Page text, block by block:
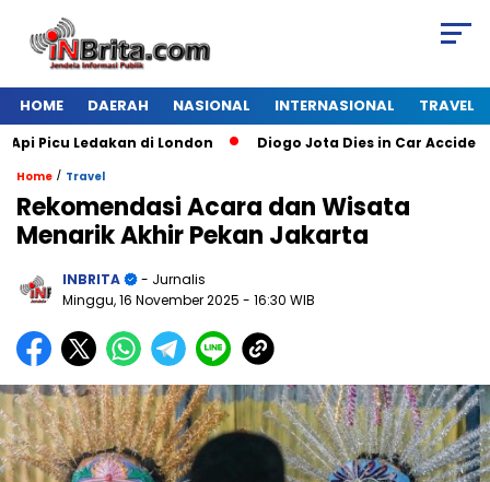
HOME DAERAH NASIONAL INTERNASIONAL TRAVEL
Ledakan di London Diogo Jota Dies in Car Accident in
Home / Travel
Rekomendasi Acara dan Wisata
Menarik Akhir Pekan Jakarta
INBRITA
- Jurnalis
Minggu, 16 November 2025 - 16:30 WIB